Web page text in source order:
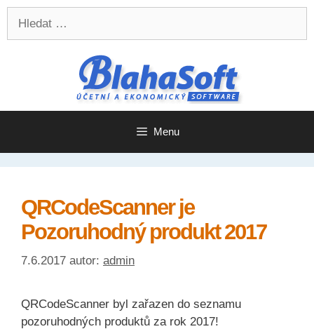
Přeskočit
obsah
Přeskočit
obsah
Menu
QRCodeScanner je
Pozoruhodný produkt 2017
7.6.2017 autor: admin
QRCodeScanner byl zařazen do seznamu
pozoruhodných produktů za rok 2017!